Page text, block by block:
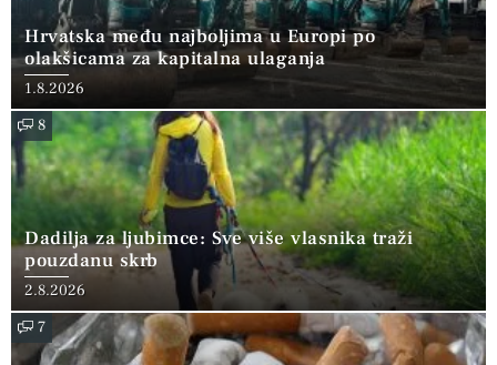
Hrvatska među najboljima u Europi po
olakšicama za kapitalna ulaganja
1.8.2026
8
Dadilja za ljubimce: Sve više vlasnika traži
pouzdanu skrb
2.8.2026
7